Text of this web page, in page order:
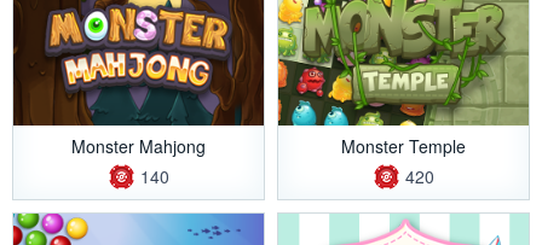
Monster Mahjong
140
Monster Temple
420